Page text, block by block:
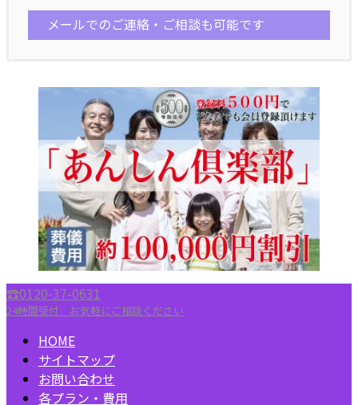
メールでのご連絡・ご相談も可能です
☎︎0120-37-0631
24時間受付 お気軽にご相談ください
HOME
サイトマップ
お問い合わせ
各プラン・費用